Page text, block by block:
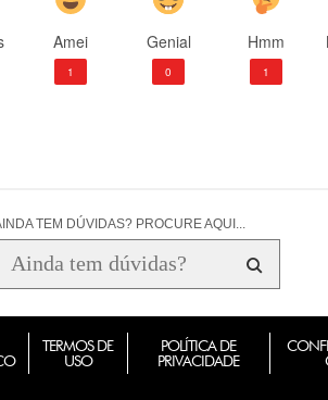
Amei
1
Genial
0
Hmm
1
TEM DÚVIDAS? PROCURE AQUI...
TERMOS DE
USO
POLÍTICA DE
PRIVACIDADE